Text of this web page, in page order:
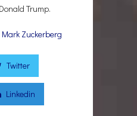
Trump.
Mark Zuckerberg
Twitter
Linkedin